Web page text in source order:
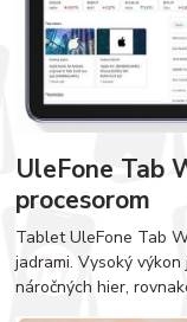
UleFone Tab
procesorom
Tablet UleFone Tab
jadrami. Vysoký
náročných hier,